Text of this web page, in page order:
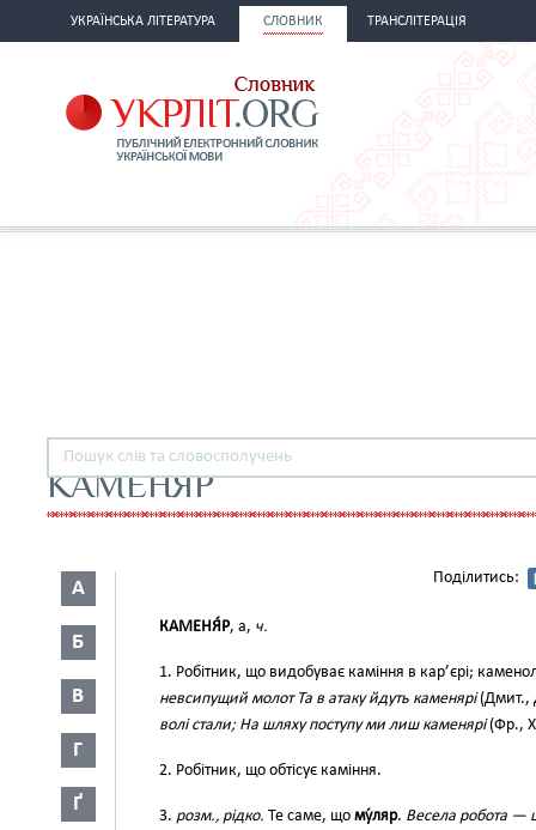
УКРАЇНСЬКА ЛІТЕРАТУРА СЛОВНИК ТРАНСЛІТЕРАЦІЯ
КАМЕНЯР
А
Б
В
Г
Ґ
Поділитись:
КАМЕНЯ́Р, а, ч.
1. Робітник, що видобуває каміння в кар’єрі;
невсипущий молот Та в атаку йдуть каменярі(Дмит.,
волі стали; На шляху поступу ми лиш каменярі(Фр.,
2. Робітник, що обтісує каміння.
3. розм., рідко. Те саме, що му́ляр. Весела робота —